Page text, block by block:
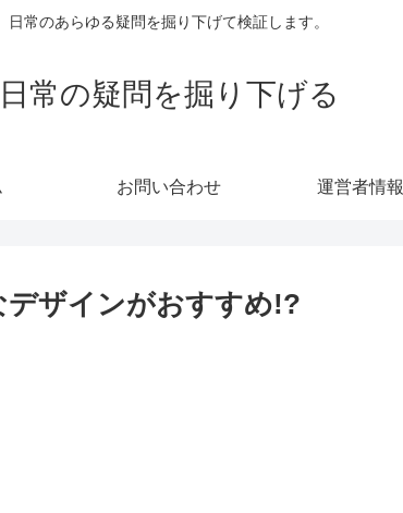
日常のあらゆる疑問を掘り下げて検証します。
日常の疑問を掘り下げる
お問い合わせ 運営者情報
デザインがおすすめ!?